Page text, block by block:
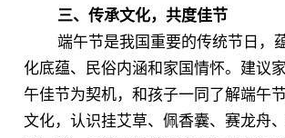
三、传承文化，共度佳节
端午节是我国重要的传统节日，
化底蕴、民俗内涵和家国情怀。建议
午佳节为契机，和孩子一同了解端午
文化，认识挂艾草、佩香囊、赛龙舟